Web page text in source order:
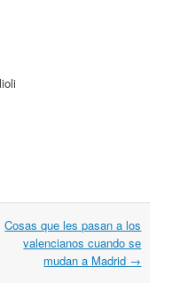
Cosas que les pasan a los
valencianos cuando se
mudan a Madrid →